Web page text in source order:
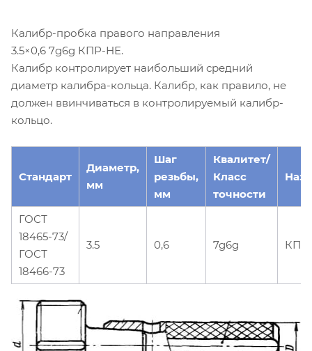
Калибр-пробка правого направления
3.5×0,6 7g6g КПР-НЕ.
Калибр контролирует наибольший средний
диаметр калибра-кольца. Калибр, как правило, не
должен ввинчиваться в контролируемый калибр-
кольцо.
Стандарт
Диаметр,
мм
Шаг
резьбы,
мм
Квалитет/
Класс
точности
ГОСТ
18465-73/
ГОСТ
18466-73
3.5 0,6 7g6g